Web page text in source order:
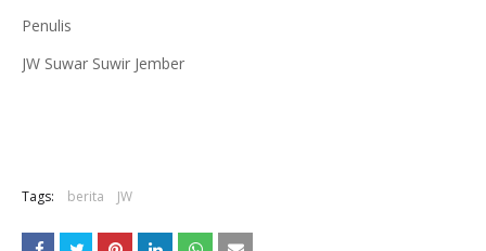
Penulis
JW Suwar Suwir Jember
Tags: berita JW